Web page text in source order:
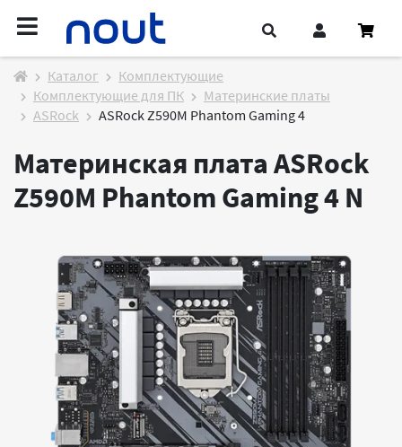
Каталог
Комплектующие
Комплектующие для ПК
Материнские платы
ASRock
ASRock Z590M Phantom Gaming 4
Материнская плата ASRock
Z590M Phantom Gaming 4 N